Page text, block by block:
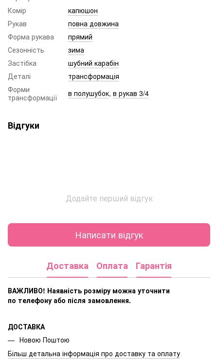
Комір
капюшон
Рукав
повна довжина
Форма рукава
прямий
Сезонність
зима
Застібка
шубний карабін
Деталі
трансформація
Форми
трансформації
в полушубок, в рукав 3/4
Відгуки
Додайте перший відгук
Написати відгук
Доставка Оплата Гарантія
ВАЖЛИВО! Наявність розміру можна уточнити
по телефону або після замовлення.
ДОСТАВКА
Новою Поштою
Більш детальна інформація про доставку та оплату